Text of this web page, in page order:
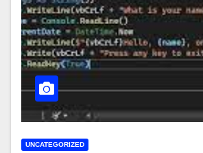
UNCATEGORIZED